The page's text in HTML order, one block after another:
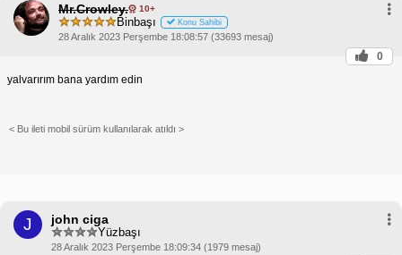
Mr.Crowley. 10+
Binbaşı Konu Sahibi
28 Aralık 2023 Perşembe 18:08:57 (33693 mesaj)
0
yalvarırım bana yardım edin
< Bu ileti mobil sürüm kullanılarak atıldı >
J john ciga
Yüzbaşı
28 Aralık 2023 Perşembe 18:09:34 (1979 mesaj)